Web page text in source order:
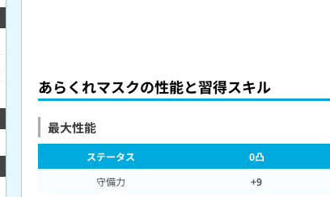
あらくれマスクの性能と習得スキル
最大性能
ステータス 0凸
守備力
+9